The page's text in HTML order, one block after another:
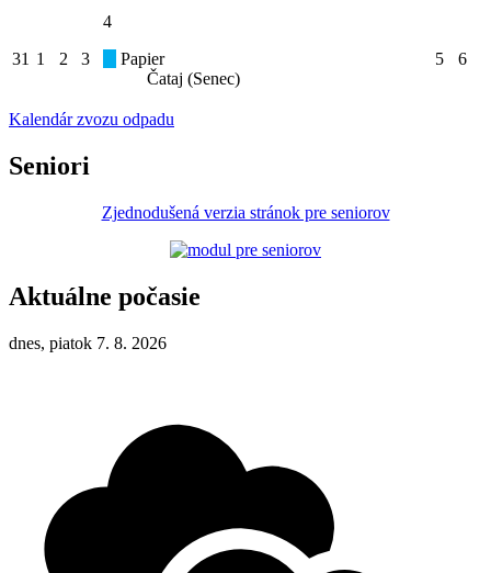
31 1 2 3
4
Papier
Čataj (Senec)
5 6
Kalendár zvozu odpadu
Seniori
Zjednodušená verzia stránok pre seniorov
Aktuálne počasie
dnes, piatok 7. 8. 2026